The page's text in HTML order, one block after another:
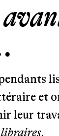
et
leur
libraires.